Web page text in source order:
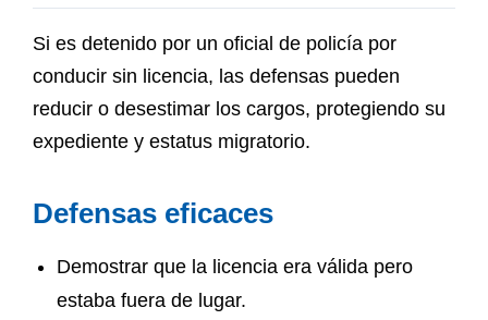
Si es detenido por un oficial de policía por
conducir sin licencia, las defensas pueden
reducir o desestimar los cargos, protegiendo su
expediente y estatus migratorio.
Defensas eficaces
Demostrar que la licencia era válida pero
estaba fuera de lugar.